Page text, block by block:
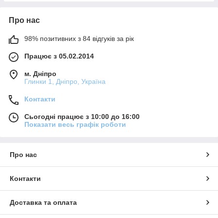
Про нас
98% позитивних з 84 відгуків за рік
Працює з 05.02.2014
м. Дніпро
Глинки 1, Дніпро, Україна
Контакти
Сьогодні працює з 10:00 до 16:00
Показати весь графік роботи
Про нас
Контакти
Доставка та оплата